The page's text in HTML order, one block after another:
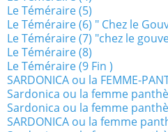
Le Téméraire (5)
Le Téméraire (6) " Chez le
Le Téméraire (7) "chez le
Le Téméraire (8)
Le Téméraire (9 Fin )
SARDONICA ou la FEMME-
Sardonica ou la femme
Sardonica ou la femme
SARDONICA ou la femme